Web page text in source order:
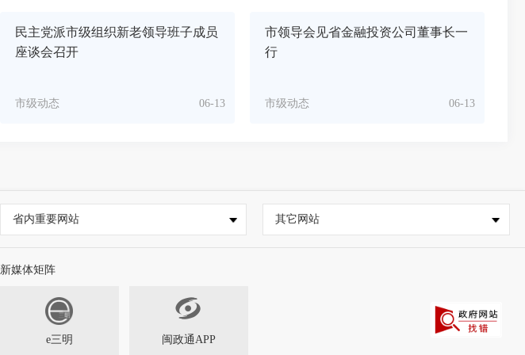
民主党派市级组织新老领导班子成员
座谈会召开
06-13
市级动态
市领导会见省金融投资公司董事长一
行
06-13
市级动态
省内重要网站 其它网站
新媒体矩阵
e三明 闽政通APP